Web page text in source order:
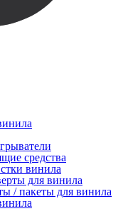
средства
винила
для винила
/ пакеты для винила